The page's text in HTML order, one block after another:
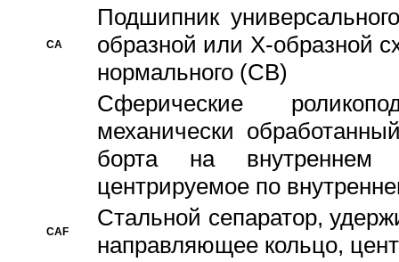
CA
Подшипник
образной или Х-образной
нормального (CB)
Сферические
механически
борта на внутреннем
центрируемое по
CAF
Стальной сепаратор,
направляющее кольцо,